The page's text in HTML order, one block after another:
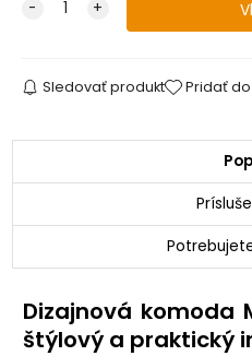
Sledovať produkt Pridať
Dizajnová komoda
štýlový a praktický